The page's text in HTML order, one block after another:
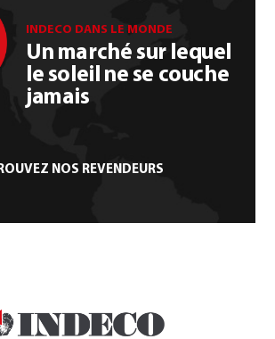
INDECO DANS LE MONDE
Un marché sur lequel
le soleil ne se couche
jamais
NOS REVENDEURS